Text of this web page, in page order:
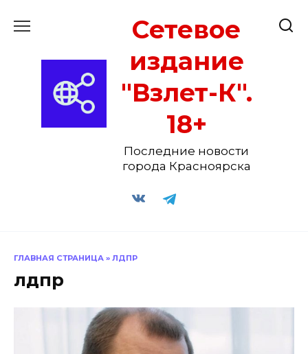
Сетевое
издание
"Взлет-К".
18+
Последние новости
города Красноярска
ГЛАВНАЯ СТРАНИЦА » ЛДПР
лдпр